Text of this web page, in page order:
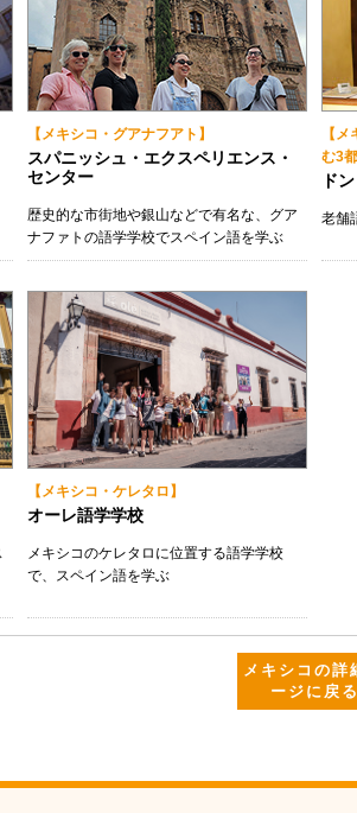
【メキシコ・グアナフアト】
スパニッシュ・エクスペリエンス・
センター
歴史的な市街地や銀山などで有名な、グア
ナファトの語学学校でスペイン語を学ぶ
【
む3都
ド
老舗
【メキシコ・ケレタロ】
オーレ語学学校
メキシコのケレタロに位置する語学学校
で、スペイン語を学ぶ
メキシコの詳
ージに戻る